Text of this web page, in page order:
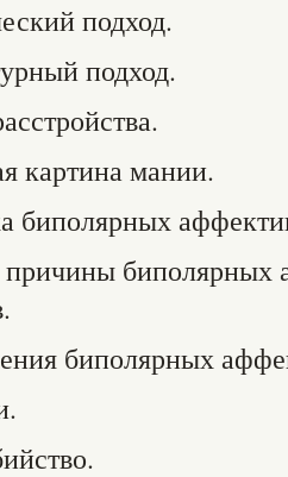
подход.
подход.
картина мании.
биполярных
биполярных
биполярных